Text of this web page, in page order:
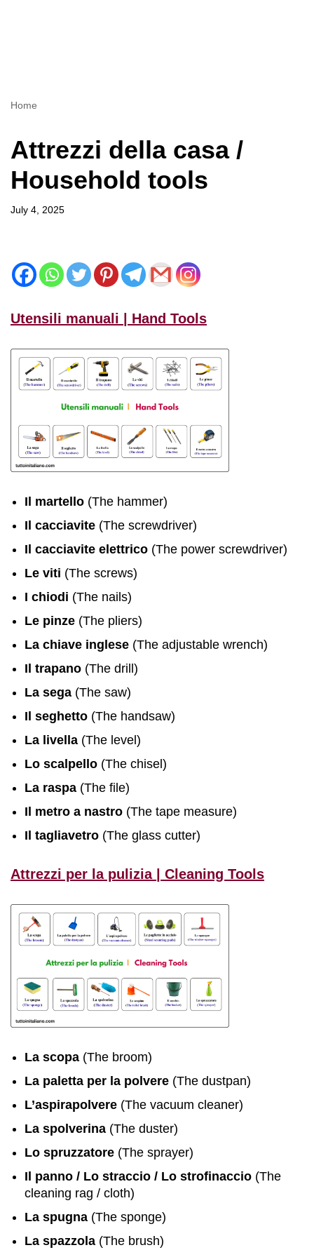
Home
Attrezzi della casa /
Household tools
July 4, 2025
Utensili manuali | Hand Tools
Il martello (The hammer)
Il cacciavite (The screwdriver)
Il cacciavite elettrico (The power screwdriver)
Le viti (The screws)
I chiodi (The nails)
Le pinze (The pliers)
La chiave inglese (The adjustable wrench)
Il trapano (The drill)
La sega (The saw)
Il seghetto (The handsaw)
La livella (The level)
Lo scalpello (The chisel)
La raspa (The file)
Il metro a nastro (The tape measure)
Il tagliavetro (The glass cutter)
Attrezzi per la pulizia | Cleaning Tools
La scopa (The broom)
La paletta per la polvere (The dustpan)
L’aspirapolvere (The vacuum cleaner)
La spolverina (The duster)
Lo spruzzatore (The sprayer)
Il panno / Lo straccio / Lo strofinaccio (The
cleaning rag / cloth)
La spugna (The sponge)
La spazzola (The brush)